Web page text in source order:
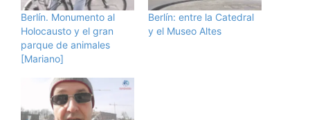
Berlín. Monumento al
Holocausto y el gran
parque de animales
[Mariano]
Berlín: entre la Catedral
y el Museo Altes